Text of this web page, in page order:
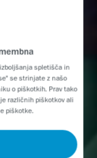
spletišča in
se strinjate z našo
o piškotkih. Prav tako
različnih piškotkov ali
piškotke.